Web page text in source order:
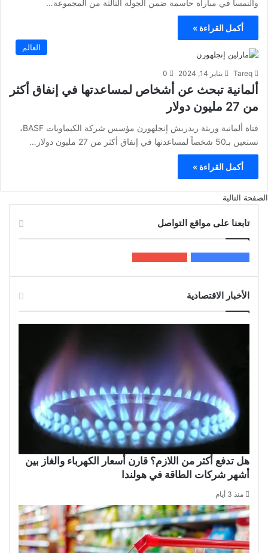
والنمسا في مباراة حاسمة ضمن الجولة الثالثة من المجموعة…
أكمل القراءة »
العالم
Tareq يناير 14, 2024 0
ألمانية تبحث عن أشخاص لمساعدتها في إنفاق أكثر
من 27 مليون دولار
فتاة ألمانية وريثة ريدريش إنجلهورن مؤسس شركة الكيماويات BASF،
تستعين بـ50 شخصاً لمساعدتها في إنفاق أكثر من 27 مليون دولار…
أكمل القراءة »
الصفحة التالية
تابعنا على مواقع التواصل
الأخبار الاقتصادية
هل تدفع أكثر من اللازم؟ قارن أسعار الكهرباء والغاز بين
أشهر شركات الطاقة في هولندا
منذ 3 أيام